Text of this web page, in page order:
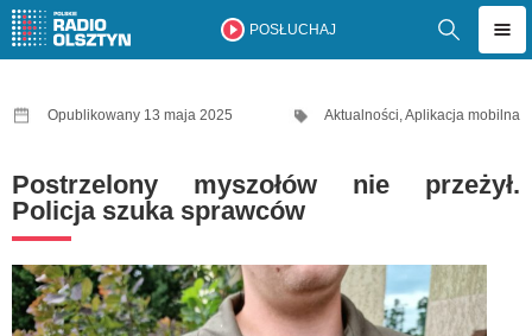
POSŁUCHAJ
Opublikowany 13 maja 2025 Aktualności,Aplikacja mobilna
Postrzelony myszołów nie przeżył.
Policja szuka sprawców